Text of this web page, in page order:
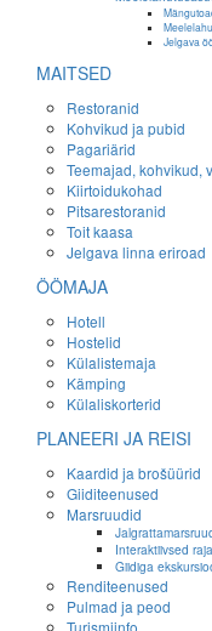
Jelgava
MAITSED
Restoranid
Kohvikud ja pubid
Pagariärid
Teemajad, kohvikud,
Kiirtoidukohad
Pitsarestoranid
Toit kaasa
Jelgava linna eriroad
ÖÖMAJA
Hotell
Hostelid
Külalistemaja
Kämping
Külaliskorterid
PLANEERI JA REISI
Kaardid ja brošüürid
Giiditeenused
Marsruudid
Interaktiivsed
Giidiga
Renditeenused
Pulmad ja peod